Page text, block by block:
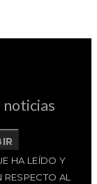
HA LEÍDO Y
AL